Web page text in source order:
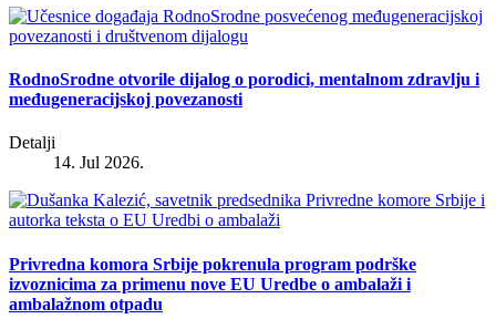
RodnoSrodne otvorile dijalog o porodici, mentalnom zdravlju i
međugeneracijskoj povezanosti
Detalji
14. Jul 2026.
Privredna komora Srbije pokrenula program podrške
izvoznicima za primenu nove EU Uredbe o ambalaži i
ambalažnom otpadu